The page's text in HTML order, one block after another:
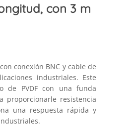
con 3 m
conexión BNC y cable de
industriales. Este
de PVDF con una funda
proporcionarle resistencia
una respuesta rápida y